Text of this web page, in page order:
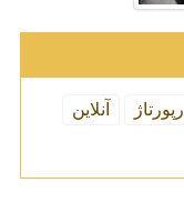
رپورتاژ
آنلاین